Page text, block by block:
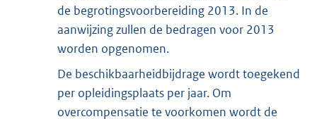
de begrotingsvoorbereiding 2013. In de
aanwijzing zullen de bedragen voor 2013
worden opgenomen.
De beschikbaarheidbijdrage wordt toegekend
per opleidingsplaats per jaar. Om
overcompensatie te voorkomen wordt de